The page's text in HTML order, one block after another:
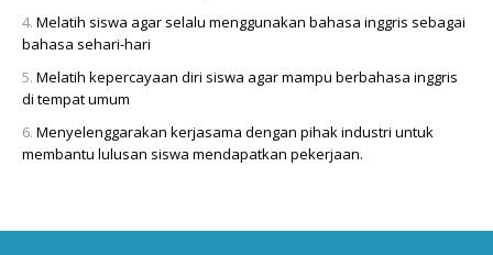
Melatih siswa agar selalu menggunakan bahasa inggris sebagai
bahasa sehari-hari
Melatih kepercayaan diri siswa agar mampu berbahasa inggris
di tempat umum
Menyelenggarakan kerjasama dengan pihak industri untuk
membantu lulusan siswa mendapatkan pekerjaan.